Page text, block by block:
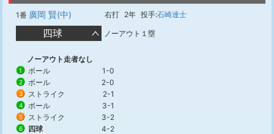
1番 廣岡 賢(中) 右打 2年 投手:石崎達士
四球 ノーアウト１塁
ノーアウト走者なし
1 ボール 1-0
2 ボール 2-0
3 ストライク 2-1
4 ボール 3-1
5 ストライク 3-2
6 四球
4-2